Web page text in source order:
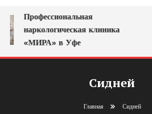
Профессиональная
наркологическая клиника
«МИРА» в Уфе
Сидней
Главная Сидней